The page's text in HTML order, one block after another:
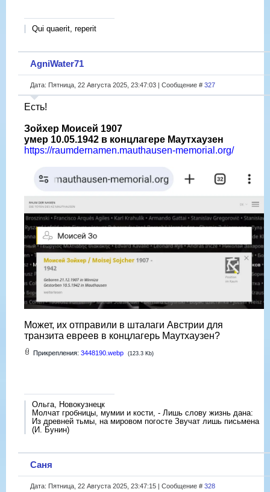
Qui quaerit, reperit
AgniWater71
Дата: Пятница, 22 Августа 2025, 23:47:03 | Сообщение # 327
Есть!
Зойхер Моисей 1907
умер 10.05.1942 в концлагере Маутхаузен
https://raumdernamen.mauthausen-memorial.org/
Может, их отправили в шталаги Австрии для
транзита евреев в концлагерь Маутхаузен?
Прикрепления: 3448190.webp (123.3 Kb)
Ольга, Новокузнецк
Молчат гробницы, мумии и кости, - Лишь слову жизнь дана:
Из древней тьмы, на мировом погосте Звучат лишь письмена
(И. Бунин)
Саня
Дата: Пятница, 22 Августа 2025, 23:47:15 | Сообщение # 328